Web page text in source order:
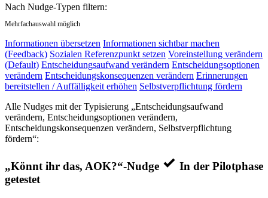
Nach Nudge-Typen filtern:
Mehrfachauswahl möglich
Informationen übersetzen Informationen sichtbar machen
(Feedback) Sozialen Referenzpunkt setzen Voreinstellung verändern
(Default) Entscheidungsaufwand verändern Entscheidungsoptionen
verändern Entscheidungskonsequenzen verändern Erinnerungen
bereitstellen / Auffälligkeit erhöhen Selbstverpflichtung fördern
Alle Nudges mit der Typisierung „Entscheidungsaufwand
verändern, Entscheidungsoptionen verändern,
Entscheidungskonsequenzen verändern, Selbstverpflichtung
fördern“:
„Könnt ihr das, AOK?“-Nudge
In der Pilotphase
getestet